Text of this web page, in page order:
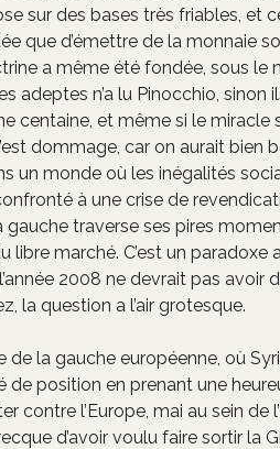
sur des bases très friables, et
que d’émettre de la monnaie
a même été fondée, sous le
adeptes n’a lu Pinocchio, sinon
centaine, et même si le miracle
dommage, car on aurait bien
un monde où les inégalités
à une crise de
traverse ses pires
marché. C’est un paradoxe
2008 ne devrait pas avoir
la question a l’air grotesque.
de la gauche européenne, où
de position en prenant une
l’Europe, mai au sein de
d’avoir voulu faire sortir la